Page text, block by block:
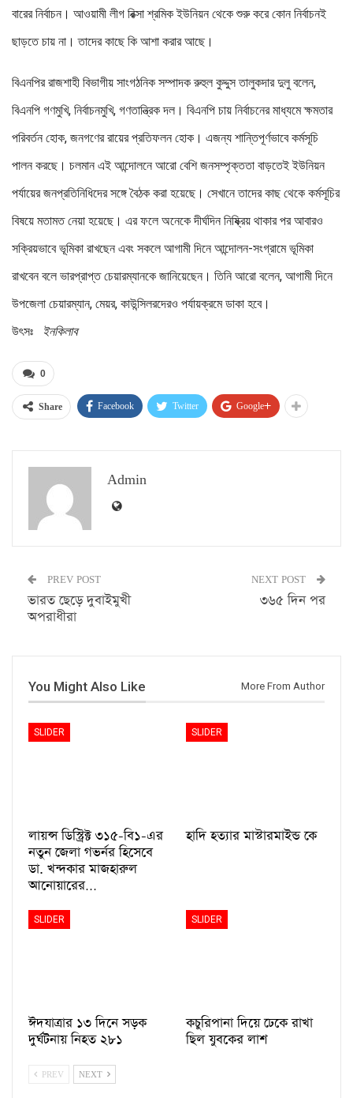
বারের নির্বাচন। আওয়ামী লীগ রিক্সা শ্রমিক ইউনিয়ন থেকে শুরু করে কোন নির্বাচনই
ছাড়তে চায় না। তাদের কাছে কি আশা করার আছে।
বিএনপির রাজশাহী বিভাগীয় সাংগঠনিক সম্পাদক রুহুল কুদ্দুস তালুকদার দুলু বলেন,
বিএনপি গণমুখি, নির্বাচনমুখি, গণতান্ত্রিক দল। বিএনপি চায় নির্বাচনের মাধ্যমে ক্ষমতার
পরিবর্তন হোক, জনগণের রায়ের প্রতিফলন হোক। এজন্য শান্তিপূর্ণভাবে কর্মসূচি
পালন করছে। চলমান এই আন্দোলনে আরো বেশি জনসম্পৃক্ততা বাড়তেই ইউনিয়ন
পর্যায়ের জনপ্রতিনিধিদের সঙ্গে বৈঠক করা হয়েছে। সেখানে তাদের কাছ থেকে কর্মসূচির
বিষয়ে মতামত নেয়া হয়েছে। এর ফলে অনেকে দীর্ঘদিন নিষ্ক্রিয় থাকার পর আবারও
সক্রিয়ভাবে ভূমিকা রাখছেন এবং সকলে আগামী দিনে আন্দোলন-সংগ্রামে ভূমিকা
রাখবেন বলে ভারপ্রাপ্ত চেয়ারম্যানকে জানিয়েছেন। তিনি আরো বলেন, আগামী দিনে
উপজেলা চেয়ারম্যান, মেয়র, কাউন্সিলরদেরও পর্যায়ক্রমে ডাকা হবে।
উৎসঃ
ইনকিলাব
0
Share Facebook Twitter Google+
Admin
PREV POST
ভারত ছেড়ে দুবাইমুখী
অপরাধীরা
NEXT POST
৩৬৫ দিন পর
You Might Also Like More From Author
SLIDER
লায়ন্স ডিস্ট্রিক্ট ৩১৫-বি১-এর
নতুন জেলা গভর্নর হিসেবে
ডা. খন্দকার মাজহারুল
আনোয়ারের…
SLIDER
হাদি হত্যার মাস্টারমাইন্ড কে
SLIDER
ঈদযাত্রার ১৩ দিনে সড়ক
দুর্ঘটনায় নিহত ২৮১
SLIDER
কচুরিপানা দিয়ে ঢেকে রাখা
ছিল যুবকের লাশ
PREV NEXT